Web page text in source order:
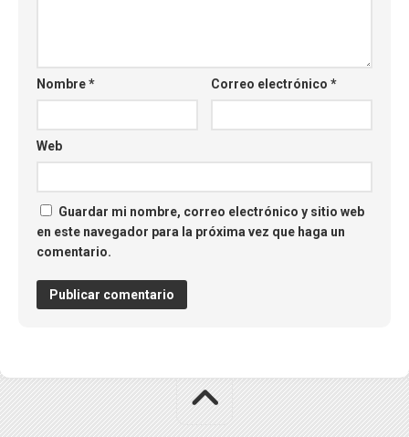
Nombre* Correo electrónico*
Web
Guardar mi nombre, correo electrónico y sitio web
en este navegador para la próxima vez que haga un
comentario.